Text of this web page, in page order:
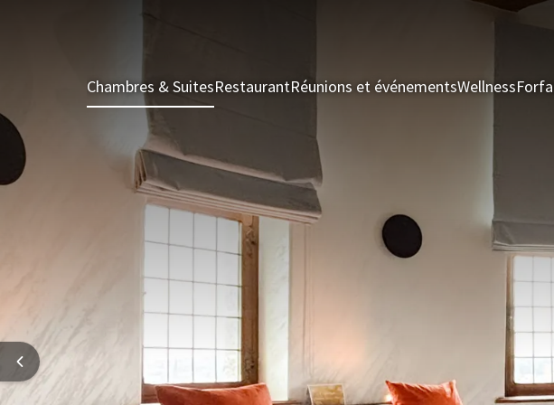
Chambres & SuitesRestaurantRéunions et événementsWellness